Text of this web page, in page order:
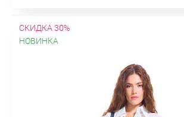
СКИДКА 30%
НОВИНКА